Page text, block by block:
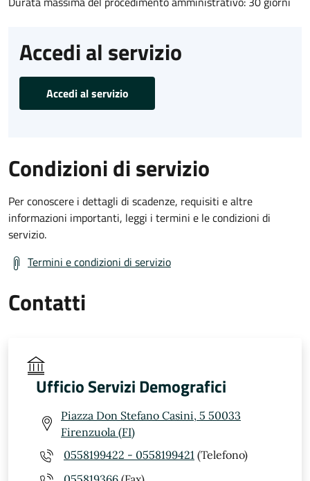
Accedi al servizio
Accedi al servizio
Condizioni di servizio
Per conoscere i dettagli di scadenze, requisiti e altre
informazioni importanti, leggi i termini e le condizioni di
servizio.
Termini e condizioni di servizio
Contatti
Ufficio Servizi Demografici
Piazza Don Stefano Casini, 5 50033
Firenzuola (FI)
0558199422 - 0558199421 (Telefono)